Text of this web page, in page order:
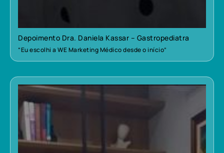
Depoimento Dra. Daniela Kassar – Gastropediatra
“Eu escolhi a WE Marketing Médico desde o início”